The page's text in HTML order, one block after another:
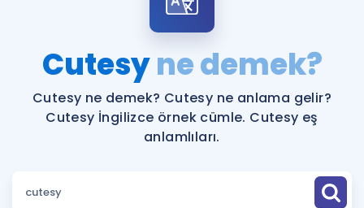
Şifremi Hatırlamıyorum
ÜYE DEĞİLİM
Remzi Hoca ile seni sınava hazırlayacak onlarca eğitim seni
bekliyor!
Katılımcı Görüşleri
Faydalı Araçlar
Sözlük
Hakkımızda
Cutesyne demek?
Cutesy ne demek? Cutesy ne anlama gelir?
Cutesy İngilizce örnek cümle. Cutesy eş
anlamlıları.